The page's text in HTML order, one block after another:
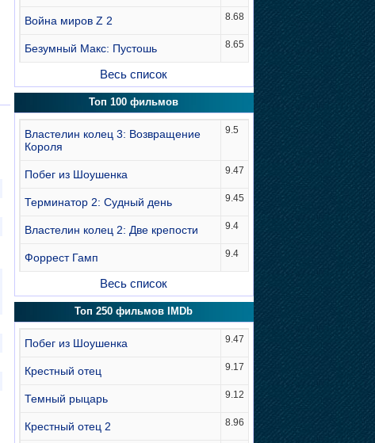
Война миров Z 2 8.68
Безумный Макс: Пустошь 8.65
Весь список
Топ 100 фильмов
Властелин колец 3: Возвращение
Короля
9.5
Побег из Шоушенка 9.47
Терминатор 2: Судный день 9.45
Властелин колец 2: Две крепости 9.4
Форрест Гамп 9.4
Весь список
Топ 250 фильмов IMDb
Побег из Шоушенка 9.47
Крестный отец 9.17
Темный рыцарь 9.12
Крестный отец 2 8.96